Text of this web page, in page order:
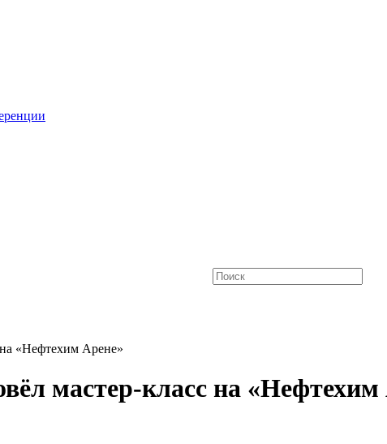
«Нефтехим Арене»
мастер-класс на «Нефтехим